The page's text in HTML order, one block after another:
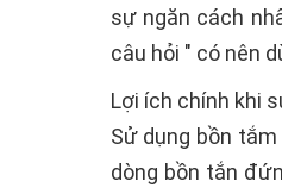
sự ngăn cách
câu hỏi " có nên
Lợi ích chính khi
Sử dụng bồn
dòng bồn tắn